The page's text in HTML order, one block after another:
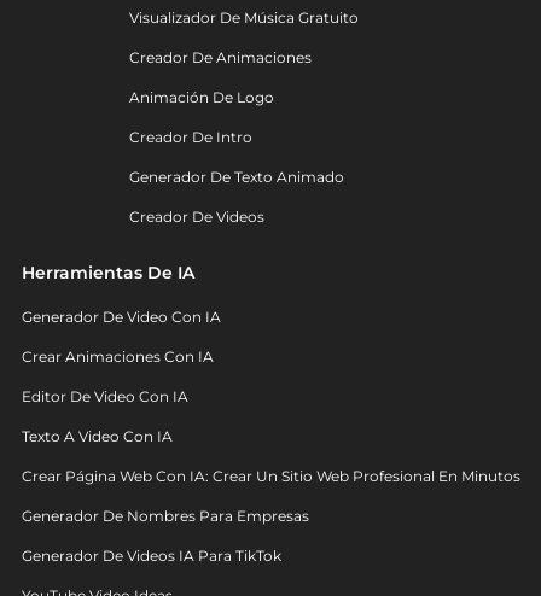
Visualizador De Música Gratuito
Creador De Animaciones
Animación De Logo
Creador De Intro
Generador De Texto Animado
Creador De Videos
Herramientas De IA
Generador De Video Con IA
Crear Animaciones Con IA
Editor De Video Con IA
Texto A Video Con IA
Crear Página Web Con IA: Crear Un Sitio Web Profesional En Minutos
Generador De Nombres Para Empresas
Generador De Videos IA Para TikTok